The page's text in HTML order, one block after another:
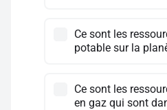
Ce sont les
potable sur la
Ce sont les
en gaz qui sont